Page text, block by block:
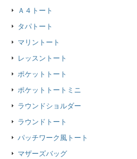
Ａ４トート
タパトート
マリントート
レッスントート
ポケットトート
ポケットトートミニ
ラウンドショルダー
ラウンドトート
パッチワーク風トート
マザーズバッグ